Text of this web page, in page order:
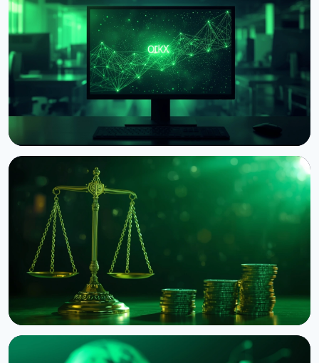
Circle запустив нативний USDC на блокчейні OKX
X Layer
8 серпня 2026 р. 3 хв читання